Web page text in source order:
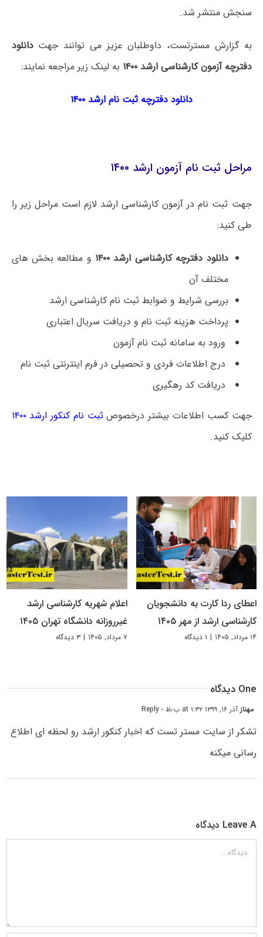
سنجش منتشر شد.
به گزارش مسترتست، داوطلبان عزیز می توانند جهت دانلود
دفترچه آزمون کارشناسی ارشد ۱۴۰۰
به لینک زیر مراجعه نمایند:
دانلود دفترچه ثبت نام ارشد ۱۴۰۰
مراحل ثبت نام آزمون ارشد ۱۴۰۰
جهت ثبت نام در آزمون کارشناسی ارشد لازم است مراحل زیر را
طی کنید:
دانلود دفترچه کارشناسی ارشد ۱۴۰۰
و مطالعه بخش های
مختلف آن
بررسی شرایط و ضوابط ثبت نام کارشناسی ارشد
پرداخت هزینه ثبت نام و دریافت سریال اعتباری
ورود به سامانه ثبت نام آزمون
درج اطلاعات فردی و تحصیلی در فرم اینترنتی ثبت نام
دریافت کد رهگیری
جهت کسب اطلاعات بیشتر درخصوصثبت نام کنکور ارشد ۱۴۰۰
کلیک کنید.
اعطای ردا کارت به دانشجویان
کارشناسی ارشد از مهر ۱۴۰۵
۱۴ مرداد, ۱۴۰۵ | ۱ دیدگاه
اعلام شهریه کارشناسی ارشد
غیرروزانه دانشگاه تهران ۱۴۰۵
۷ مرداد, ۱۴۰۵ | ۳ دیدگاه
One دیدگاه
مهنازآذر ۱۶, ۱۳۹۹ at ۱:۳۲ ب٫ظ - Reply
تشکر از سایت مستر تست که اخبار کنکور ارشد رو لحظه ای اطلاع
رسانی میکنه
Leave A دیدگاه
دیدگاه